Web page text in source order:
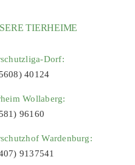
TIERHEIME
Dorf:
40124
Wollaberg:
96160
Wardenburg:
9137541